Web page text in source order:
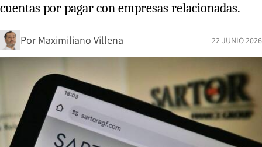
cuentas por pagar con empresas relacionadas.
Por Maximiliano Villena 22 JUNIO 2026